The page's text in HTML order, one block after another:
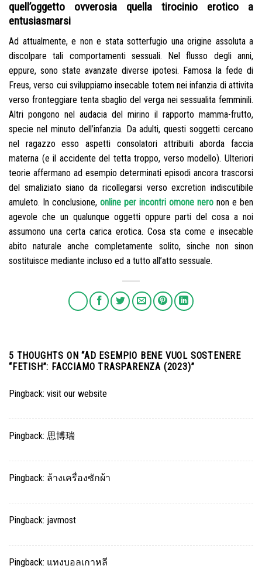
quell’oggetto ovverosia quella tirocinio erotico a
entusiasmarsi
Ad attualmente, e non e stata sotterfugio una origine assoluta a
discolpare tali comportamenti sessuali. Nel flusso degli anni,
eppure, sono state avanzate diverse ipotesi. Famosa la fede di
Freus, verso cui sviluppiamo insecable totem nei infanzia di attivita
verso fronteggiare tenta sbaglio del verga nei sessualita femminili.
Altri pongono nel audacia del mirino il rapporto mamma-frutto,
specie nel minuto dell’infanzia. Da adulti, questi soggetti cercano
nel ragazzo esso aspetti consolatori attribuiti aborda faccia
materna (e il accidente del tetta troppo, verso modello). Ulteriori
teorie affermano ad esempio determinati episodi ancora trascorsi
del smaliziato siano da ricollegarsi verso excretion indiscutibile
amuleto. In conclusione, online per incontri omone nero non e ben
agevole che un qualunque oggetti oppure parti del cosa a noi
assumono una certa carica erotica. Cosa sta come e insecable
abito naturale anche completamente solito, sinche non sinon
sostituisce mediante incluso ed a tutto all’atto sessuale.
5 THOUGHTS ON “AD ESEMPIO BENE VUOL SOSTENERE
“FETISH”: FACCIAMO TRASPARENZA (2023)”
Pingback: visit our website
Pingback: 思博瑞
Pingback: ล้างเครื่องซักผ้า
Pingback: javmost
Pingback: แทงบอลเกาหลี